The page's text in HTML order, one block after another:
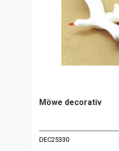
Möwe decorativ
DEC25330